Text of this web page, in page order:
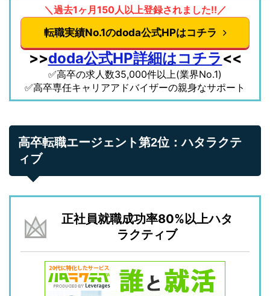
＼過去1ヶ月150人以上登録されました!!／
転職実績No.1のdoda公式HPはコチラ
>>doda公式HP詳細はコチラ <<
✅高卒の求人数35,000件以上(業界No.1)
✅高卒専任キャリアアドバイザーの親身なサポート
高卒転職エージェント第2位：ハタラクテ
ィブ
正社員就職成功率80%以上ハタ
ラクティブ